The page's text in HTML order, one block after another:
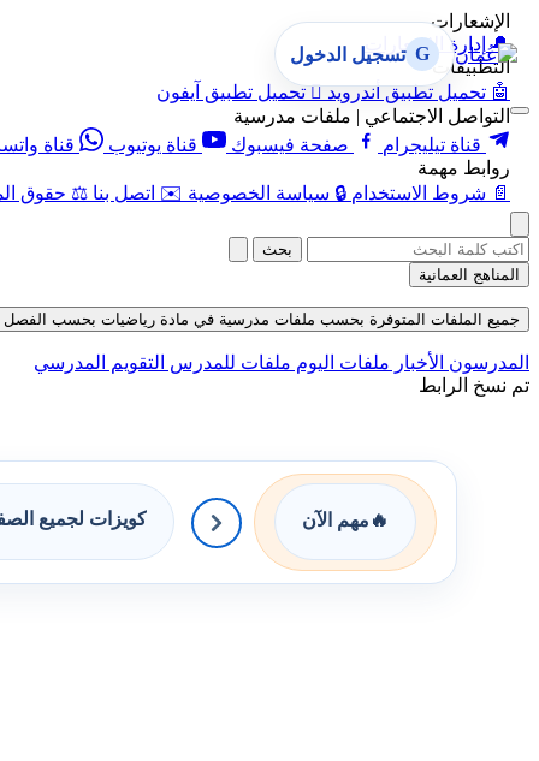
الإشعارات
🔔 إدارة الإشعارات
التطبيقات
🤖 تحميل تطبيق أندرويد  تحميل تطبيق آيفون
التواصل الاجتماعي | ملفات مدرسية
قناة تيليجرام
صفحة فيسبوك قناة يوتيوب
قناة
روابط مهمة
📄 شروط الاستخدام 🔒 سياسة الخصوصية ✉️ اتصل بنا ⚖️ حقوق
G تسجيل الدخول
بحث
المناهج العمانية
جميع الملفات المتوفرة بحسب ملفات مدرسية في مادة رياضيات بحسب الفصل
المدرسون الأخبار ملفات اليوم ملفات للمدرس التقويم المدرسي
تم نسخ الرابط
🔥 مهم الآن كويزات لجميع